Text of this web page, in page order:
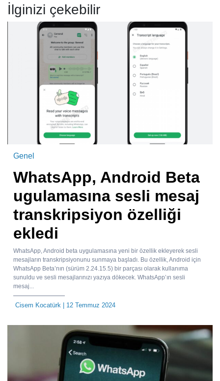
İlginizi çekebilir
Genel
WhatsApp, Android Beta
ugulamasına sesli mesaj
transkripsiyon özelliği
ekledi
WhatsApp, Android beta uygulamasına yeni bir özellik ekleyerek sesli
mesajların transkripsiyonunu sunmaya başladı. Bu özellik, Android için
WhatsApp Beta’nın (sürüm 2.24.15.5) bir parçası olarak kullanıma
sunuldu ve sesli mesajlarınızı yazıya dökecek. WhatsApp’ın sesli
mesaj...
Cisem Kocatürk | 12 Temmuz 2024